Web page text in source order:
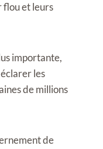
flou et leurs
importante,
les
de millions
de